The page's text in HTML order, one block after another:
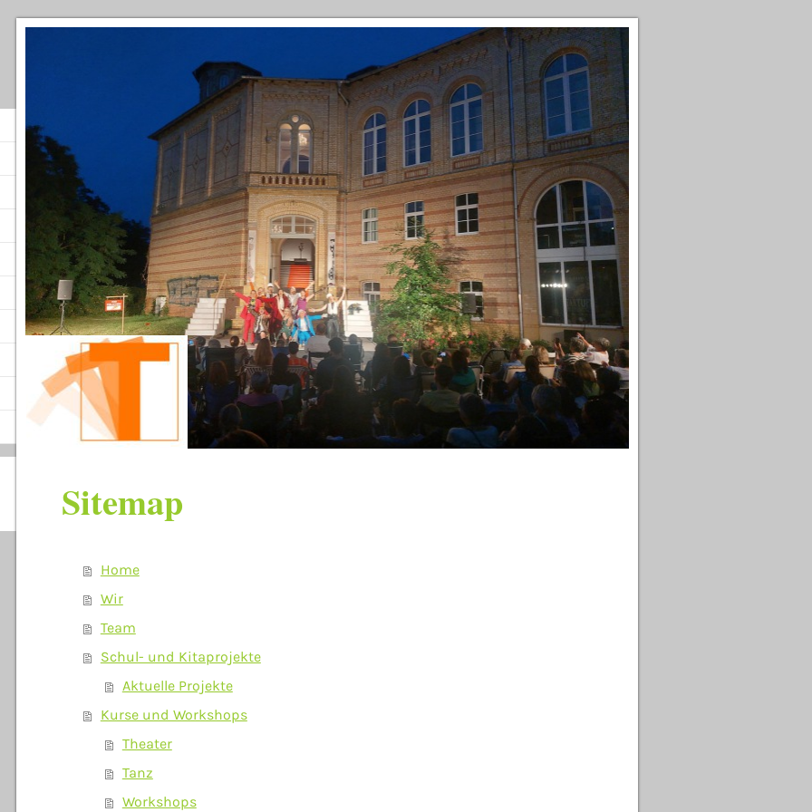
Sitemap
Home
Wir
Team
Schul- und Kitaprojekte
Aktuelle Projekte
Kurse und Workshops
Theater
Tanz
Workshops